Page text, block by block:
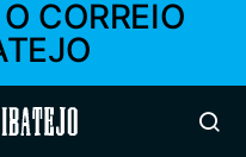
CORREIO